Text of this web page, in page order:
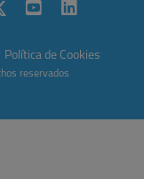
Política de Cookies
reservados